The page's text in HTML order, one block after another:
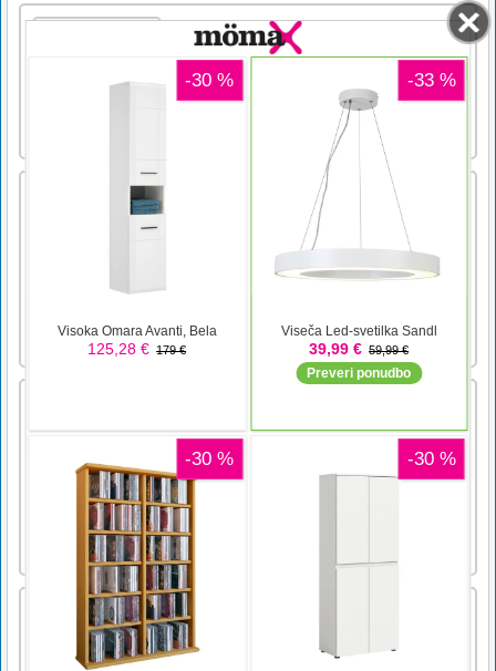
Igra Scooter Bike Jigsaw je brezplačna spletna
igra in na voljo imate 6 slik skuterjev v treh
načinih, da lahko igrate enostavno, srednje in
trdo. Izberite enega od načinov za igro, ki ste
jo predhodno izbrali, in začnite igrati.
Povlecite in spustite koščke, da rešite
Zamenjajte koščke sadja. Ujemite vsaj 3 vrste,
da jih odstranite. Kombinacije 4 ali 5 kosov
vam dajo sočno črtico. Bonus zamenjajte s
kosom sadja, da ga aktivirate.
Parking Jam Dostavni promet
Parking Jam Delivery Traffic se igra kot
vodja trga, dostavljavca morate voditi do
prostega položaja za dostavo vašega blaga.
Dokler vzamejo ustrezen tovor in zapustijo
parkirišče, lahko zaslužite neposredno.
Odklenite več parkirišč i [...]
Igrača obramba
Predstavljajte si, da ste eden izmed vojakov
neke države. Veliko sovražnikov, ki želijo
ubiti vse ljudi v vaši državi. Vaša naloga je
obramba, da zaščitite stolp. Pametni vojaki,